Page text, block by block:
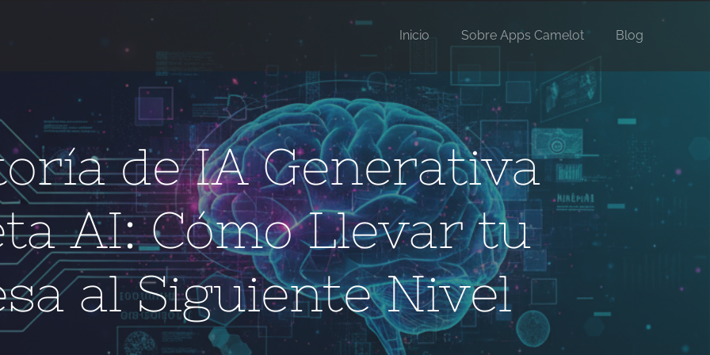
Inicio Sobre Apps Camelot Blog
de IA Generativa
AI: Cómo Llevar tu
al Siguiente Nivel